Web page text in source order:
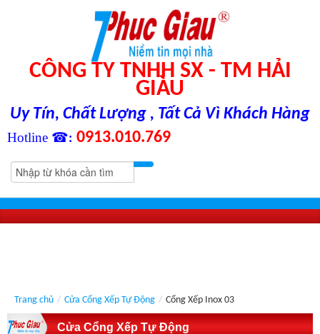
CÔNG TY TNHH SX - TM HẢI
GIÀU
Uy Tín, Chất Lượng , Tất Cả Vì Khách Hàng
Hotline ☎: 0913.010.769
Trang chủ / Cửa Cổng Xếp Tự Động / Cổng Xếp Inox 03
Cửa Cổng Xếp Tự Động